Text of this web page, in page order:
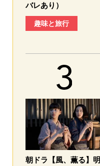
バレあり）
趣味と旅行
朝ドラ【風、薫る】明